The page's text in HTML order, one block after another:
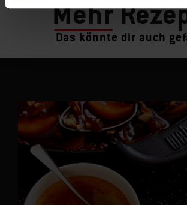
Mehr
Das könnte dir auch